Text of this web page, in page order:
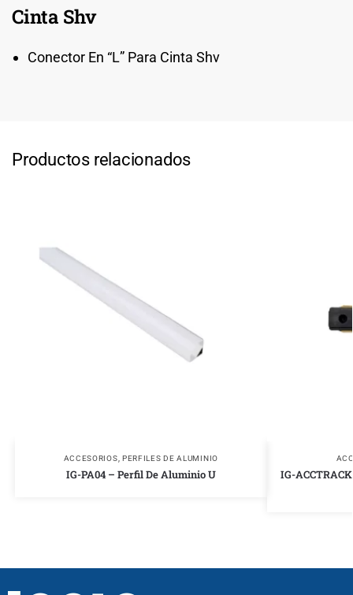
Cinta Shv
Conector En “L” Para Cinta Shv
Productos relacionados
ACCESORIOS PERFILES DE ALUMINIO
IG-PA04 – Perfil De Aluminio U IG-